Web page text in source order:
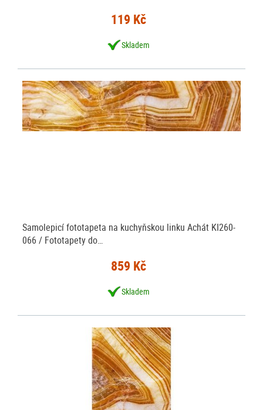
119 Kč
Skladem
Samolepicí fototapeta na kuchyňskou linku Achát KI260-
066 / Fototapety do…
859 Kč
Skladem